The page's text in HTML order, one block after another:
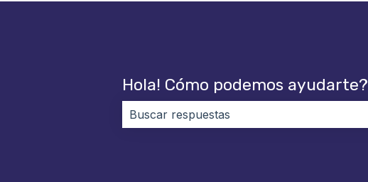
Hola! Cómo podemos ayudarte?